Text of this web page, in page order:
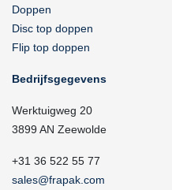
Doppen
Disc top doppen
Flip top doppen
Bedrijfsgegevens
Werktuigweg 20
3899 AN Zeewolde
+31 36 522 55 77
sales@frapak.com